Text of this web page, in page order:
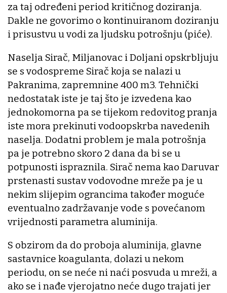
za taj određeni period kritičnog doziranja.
Dakle ne govorimo o kontinuiranom doziranju
i prisustvu u vodi za ljudsku potrošnju (piće).
Naselja Sirač, Miljanovac i Doljani opskrbljuju
se s vodospreme Sirač koja se nalazi u
Pakranima, zapremnine 400 m3. Tehnički
nedostatak iste je taj što je izvedena kao
jednokomorna pa se tijekom redovitog pranja
iste mora prekinuti vodoopskrba navedenih
naselja. Dodatni problem je mala potrošnja
pa je potrebno skoro 2 dana da bi se u
potpunosti ispraznila. Sirač nema kao Daruvar
prstenasti sustav vodovodne mreže pa je u
nekim slijepim ograncima također moguće
eventualno zadržavanje vode s povećanom
vrijednosti parametra aluminija.
S obzirom da do proboja aluminija, glavne
sastavnice koagulanta, dolazi u nekom
periodu, on se neće ni naći posvuda u mreži, a
ako se i nađe vjerojatno neće dugo trajati jer